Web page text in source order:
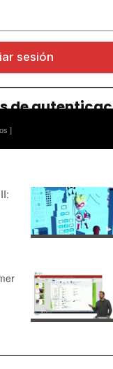
Repensat
3:54 · 2024
sistema
4:37 · 2019